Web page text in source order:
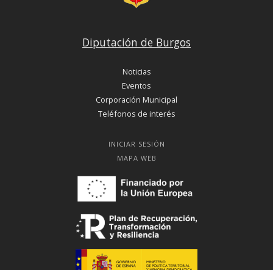
Diputación de Burgos
Noticias
Eventos
Corporación Municipal
Teléfonos de interés
INICIAR SESIÓN
MAPA WEB